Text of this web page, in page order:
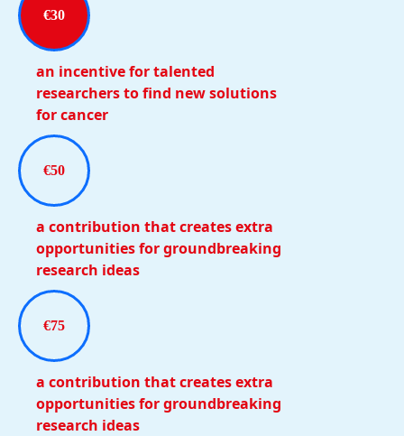
€30
an incentive for talented
researchers to find new solutions
for cancer
€50
a contribution that creates extra
opportunities for groundbreaking
research ideas
€75
a contribution that creates extra
opportunities for groundbreaking
research ideas